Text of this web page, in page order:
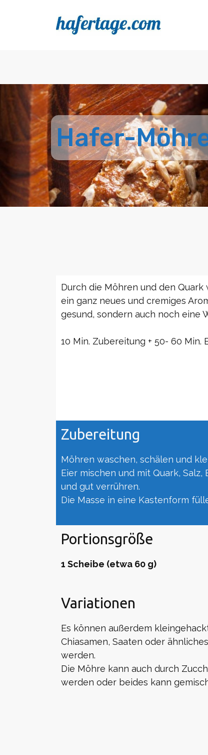
Hafer-
Durch die Möhren und den
ein ganz neues und cremiges
gesund, sondern auch noch eine
10 Min. Zubereitung + 50- 60 Min.
Zubereitung
Möhren waschen, schälen und
Eier mischen und mit Quark,
und gut verrühren.
Die Masse in eine Kastenform
Portionsgröße
1 Scheibe (etwa 60 g)
Variationen
Es können außerdem
Chiasamen, Saaten oder
werden.
Die Möhre kann auch durch
werden oder beides kann